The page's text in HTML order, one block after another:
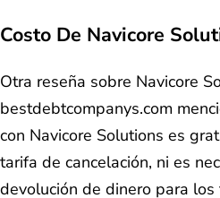
Costo De Navicore
Otra reseña sobre Navicore
bestdebtcompanys.com
con Navicore Solutions es
tarifa de cancelación, ni es
devolución de dinero para